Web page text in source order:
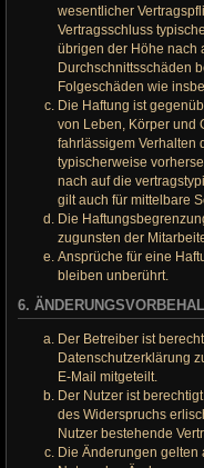
wesentlicher
Vertragsschluss
übrigen der Höhe nach
Durchschnittsschäden
Folgeschäden wie
Die Haftung ist
von Leben, Körper und
fahrlässigem Verhalten
typischerweise
nach auf die
gilt auch für mittelbare
Die
zugunsten der
Ansprüche für eine
bleiben unberührt.
6.
Der Betreiber ist
Datenschutzerklärung
E-Mail mitgeteilt.
Der Nutzer ist
des Widerspruchs
Nutzer bestehende
Die Änderungen